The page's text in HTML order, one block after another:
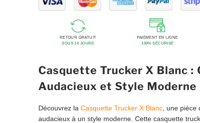
RETOUR GRATUIT
SOUS 14 JOURS
PAIEMENT EN LIGNE
100% SÉCURISÉ
Casquette Trucker X Blanc :
Audacieux et Style Moderne
Découvrez la Casquette Trucker X Blanc, une pièce
audacieux à un style moderne. Cette casquette